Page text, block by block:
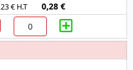
€ H.T 0,28 €